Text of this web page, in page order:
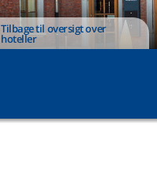
Tilbage til oversigt over
hoteller